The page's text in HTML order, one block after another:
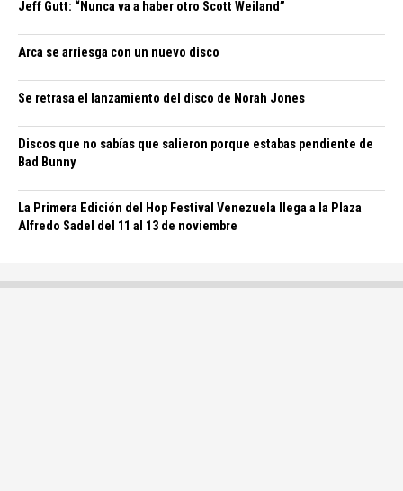
Jeff Gutt: “Nunca va a haber otro Scott Weiland”
Arca se arriesga con un nuevo disco
Se retrasa el lanzamiento del disco de Norah Jones
Discos que no sabías que salieron porque estabas pendiente de
Bad Bunny
La Primera Edición del Hop Festival Venezuela llega a la Plaza
Alfredo Sadel del 11 al 13 de noviembre